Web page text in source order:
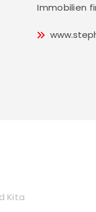
Immobilien
Kita